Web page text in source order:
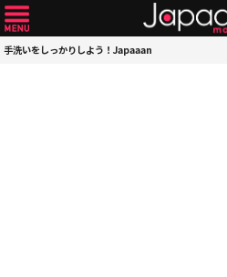
手洗いをしっかりしよう！Japaaan